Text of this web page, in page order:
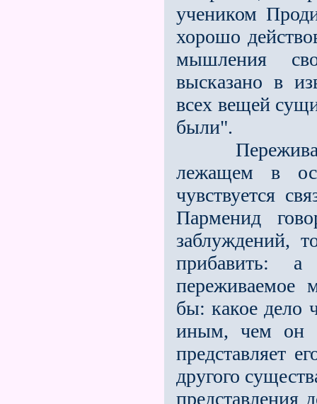
учеником
хорошо
мышления
высказано в
всех вещей
были".
лежащем в
чувствуется
Парменид
заблуждений,
прибавить:
переживаемое
бы: какое дело
иным, чем он
представляет
другого
представления